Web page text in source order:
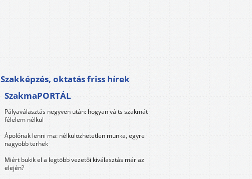
Szakképzés, oktatás friss hírek
SzakmaPORTÁL
Pályaválasztás negyven után: hogyan válts szakmát
félelem nélkül
Ápolónak lenni ma: nélkülözhetetlen munka, egyre
nagyobb terhek
Miért bukik el a legtöbb vezetői kiválasztás már az
elején?